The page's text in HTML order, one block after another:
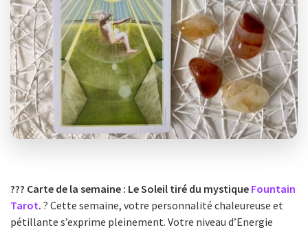
??? Carte de la semaine : Le Soleil tiré du mystique Fountain
Tarot. ? Cette semaine, votre personnalité chaleureuse et
pétillante s’exprime pleinement. Votre niveau d’Energie